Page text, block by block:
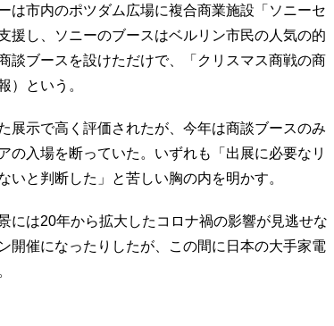
は市内のポツダム広場に複合商業施設「ソニーセ
援し、ソニーのブースはベルリン市民の人気の的
談ブースを設けただけで、「クリスマス商戦の商
）という。
示で高く評価されたが、今年は商談ブースのみ
の入場を断っていた。いずれも「出展に必要なリ
いと判断した」と苦しい胸の内を明かす。
は20年から拡大したコロナ禍の影響が見逃せな
開催になったりしたが、この間に日本の大手家電